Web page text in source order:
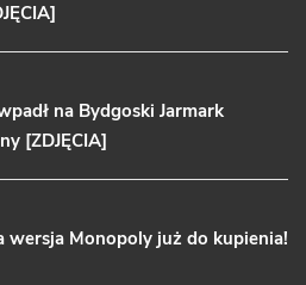
na Bydgoski Jarmark
[ZDJĘCIA]
wersja Monopoly już do kupienia!